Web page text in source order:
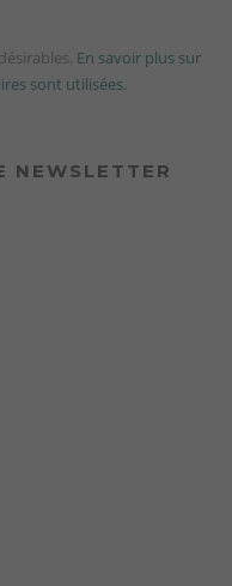
En savoir plus sur
sont utilisées.
NEWSLETTER